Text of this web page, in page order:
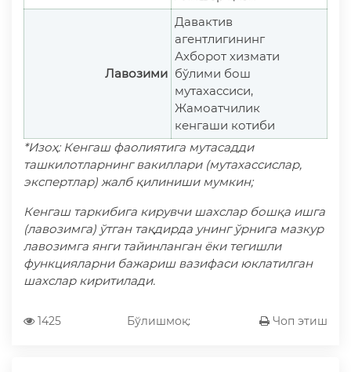
Лавозими
Давактив
агентлигининг
Ахборот хизмати
бўлими бош
мутахассиси,
Жамоатчилик
кенгаши котиби
*Изоҳ: Кенгаш фаолиятига мутасадди
ташкилотларнинг вакиллари (мутахассислар,
экспертлар) жалб қилиниши мумкин;
Кенгаш таркибига кирувчи шахслар бошқа ишга
(лавозимга) ўтган тақдирда унинг ўрнига мазкур
лавозимга янги тайинланган ёки тегишли
функцияларни бажариш вазифаси юклатилган
шахслар киритилади.
1425 Бўлишмоқ: Чоп этиш